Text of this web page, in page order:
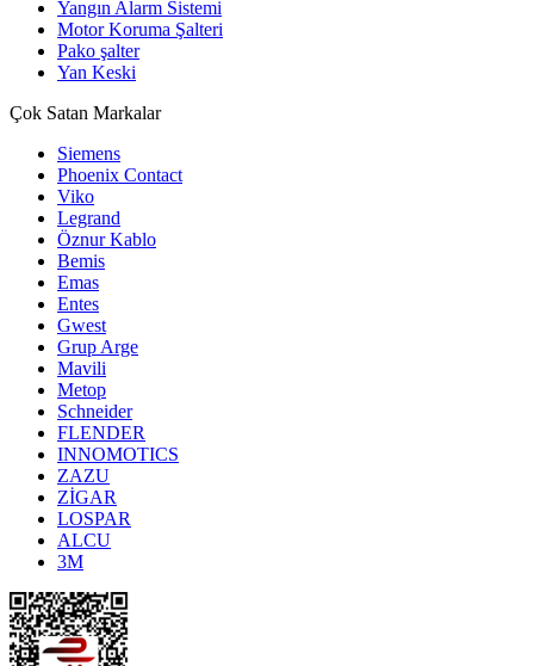
Yangın Alarm Sistemi
Motor Koruma Şalteri
Pako şalter
Yan Keski
Çok Satan Markalar
Siemens
Phoenix Contact
Viko
Legrand
Öznur Kablo
Bemis
Emas
Entes
Gwest
Grup Arge
Mavili
Metop
Schneider
FLENDER
INNOMOTICS
ZAZU
ZİGAR
LOSPAR
ALCU
3M